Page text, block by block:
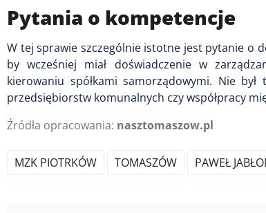
Pytania o kompetencje
W tej sprawie szczególnie istotne jest pytanie o
by wcześniej miał doświadczenie w
kierowaniu spółkami samorządowymi. Nie
przedsiębiorstw komunalnych czy współpracy
Źródła opracowania: nasztomaszow.pl
MZK PIOTRKÓW TOMASZÓW PAWEŁ